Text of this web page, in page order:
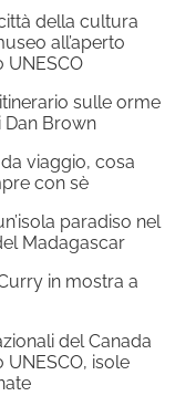
della cultura
all’aperto
UNESCO
sulle orme
Brown
viaggio, cosa
con sè
paradiso nel
Madagascar
in mostra a
del Canada
UNESCO, isole